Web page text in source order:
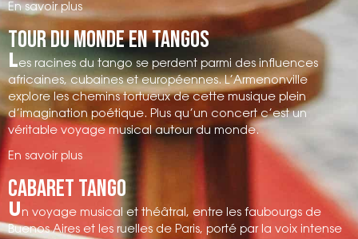
En savoir plus
Tour du monde en tangos
Les racines du tango se perdent parmi des influences
africaines, cubaines et européennes. L’Armenonville
explore les chemins tortueux de cette musique plein
d’imagination poétique. Plus qu’un concert c’est un
véritable voyage musical autour du monde.
En savoir plus
Cabaret tango
U n voyage musical et théâtral , entre les faubourgs de
Buenos Aires et les ruelles de Paris, porté par la voix intense